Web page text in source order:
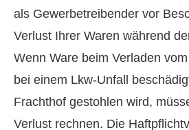
als Gewerbetreibender vor
Verlust Ihrer Waren während
Wenn Ware beim Verladen
bei einem Lkw-Unfall
Frachthof gestohlen wird,
Verlust rechnen. Die